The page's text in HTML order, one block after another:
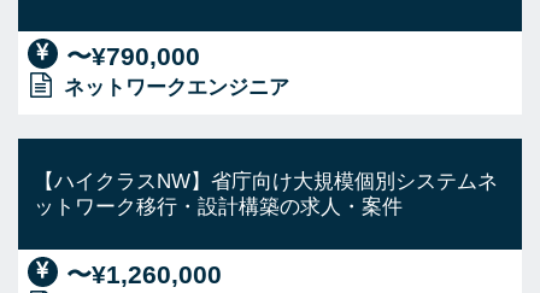
〜¥790,000
ネットワークエンジニア
【ハイクラスNW】省庁向け大規模個別システムネ
ットワーク移行・設計構築の求人・案件
〜¥1,260,000